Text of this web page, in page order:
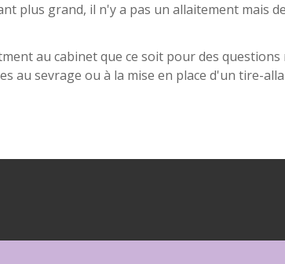
plus grand, il n'y a pas un allaitement mais
au cabinet que ce soit pour des questions
au sevrage ou à la mise en place d'un tire-